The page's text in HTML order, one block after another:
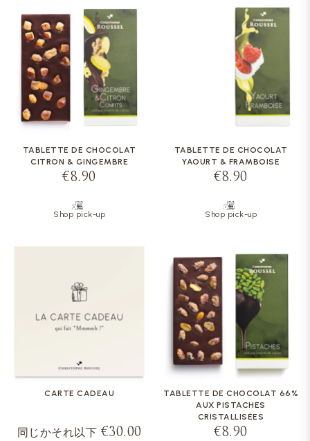
TABLETTE DE CHOCOLAT
CITRON & GINGEMBRE
€8.90
Shop pick-up
TABLETTE DE CHOCOLAT
YAOURT & FRAMBOISE
€8.90
Shop pick-up
CARTE CADEAU
同じかそれ以下 €30.00
TABLETTE DE CHOCOLAT 66%
AUX PISTACHES
CRISTALLISÉES
€8.90